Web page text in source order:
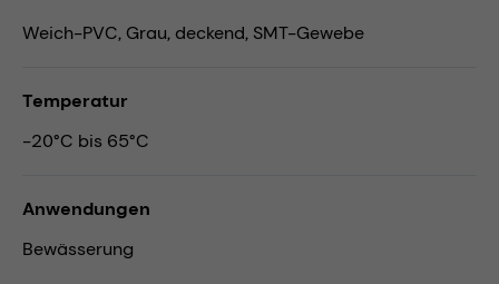
Weich-PVC, Grau, deckend, SMT-Gewebe
Temperatur
-20°C bis 65°C
Anwendungen
Bewässerung